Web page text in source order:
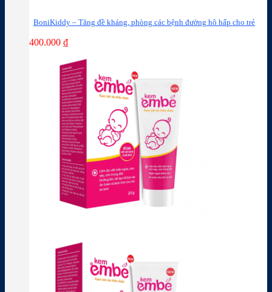
BoniKiddy – Tăng đề kháng, phòng các bệnh đường hô hấp cho trẻ
400.000 ₫